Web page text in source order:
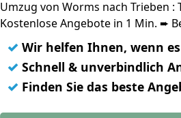
Umzug von Worms nach Trieben
Kostenlose Angebote in 1 Min. ➨
✓ Wir helfen Ihnen, wenn
✓ Schnell & unverbindlich
✓ Finden Sie das beste